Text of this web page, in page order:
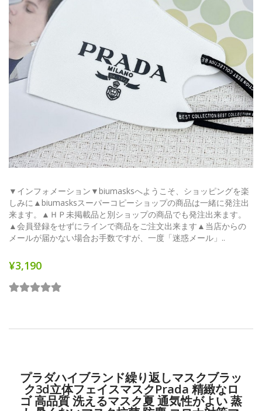
▼インフォメーション▼biumasksへようこそ、ショッピングを楽
しみに▲biumasksスーパーコピーショップの商品は一緒に発注出
来ます。▲ＨＰ未掲載品と別ショップの商品でも発注出来ます。
▲会員登録をせずにラインで商品をご注文出来ます▲当店からの
メールが届かない場合お手数ですが、一度「迷惑メール」..
¥3,190
プラダハイブランド繰り返しマスクブラッ
ク3d立体フェイスマスクPrada 精緻なロ
ゴ 高品質 洗えるマスク夏 通気性がよい 蒸